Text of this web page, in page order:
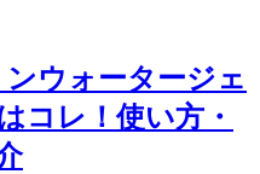
ウォータージェ
コレ！使い方・